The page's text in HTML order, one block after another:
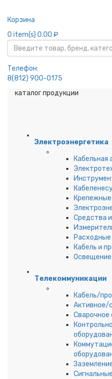
Корзина
0 item(s) 0.00 ₽
Телефон:
8(812) 900-0175
каталог продукции
Электроэнергетика
Кабельная
Крепежные
Средства
Кабель и
Освещение
Телекоммуникации
Кабель/
Активное/
Сварочное